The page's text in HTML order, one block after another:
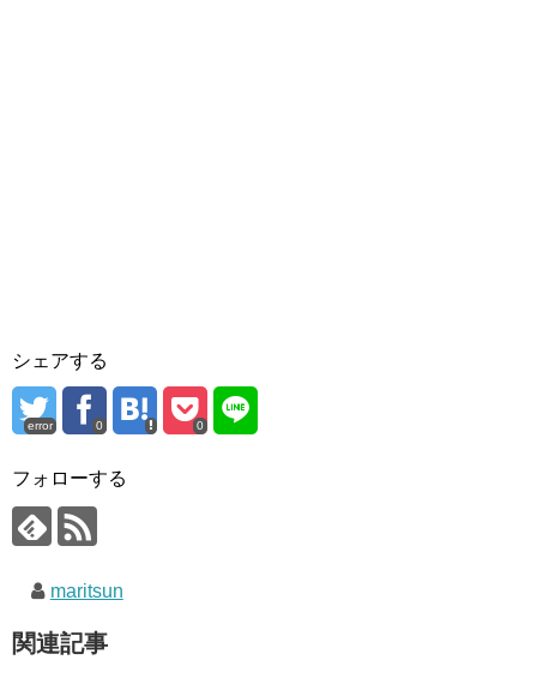
シェアする
error 0 0
フォローする
maritsun
関連記事